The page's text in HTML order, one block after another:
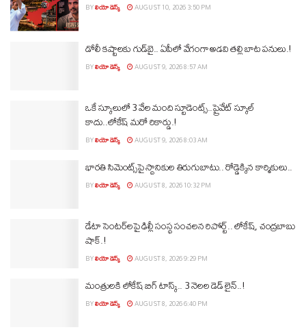
BYలియో డెస్క్ AUGUST 10, 2026 3:50 PM
డోలీ కష్టాలకు గుడ్‌బై.. ఏపీలో వేగంగా అడవి తల్లి బాట పనులు.!
BYలియో డెస్క్ AUGUST 9, 2026 8:57 AM
ఒకే స్కూలులో 3 వేల మంది స్టూడెంట్స్‌..ప్రైవేట్‌ స్కూల్‌
కాదు..లోకేష్ మరో రికార్డు.!
BYలియో డెస్క్ AUGUST 9, 2026 8:03 AM
భారతి సిమెంట్స్‌పై స్థానికుల తిరుగుబాటు.. రోడ్డెక్కిన కార్మికులు..
BYలియో డెస్క్ AUGUST 8, 2026 10:32 PM
డేటా సెంటర్‌లపై ఢిల్లీ సంస్థ సంచలన రిపోర్ట్.. లోకేష్‌, చంద్రబాబు
షాక్‌.!
BYలియో డెస్క్ AUGUST 8, 2026 9:29 PM
మంత్రులకి లోకేష్‌ బిగ్‌ టాస్క్‌.. 3 నెలల డెడ్‌ లైన్‌..!
BYలియో డెస్క్ AUGUST 8, 2026 6:40 PM